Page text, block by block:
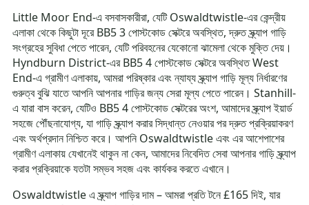
Little Moor End-এ বসবাসকারীরা, যেটি Oswaldtwistle-এর কেন্দ্রীয়
এলাকা থেকে কিছুটা দূরে BB5 3 পোস্টকোড সেক্টরে অবস্থিত, দ্রুত স্ক্র্যাপ গাড়ি
সংগ্রহের সুবিধা পেতে পারেন, যেটি পরিবহনের যেকোনো ঝামেলা থেকে মুক্তি দেয়।
Hyndburn District-এর BB5 4 পোস্টকোড সেক্টরে অবস্থিত West
End-এ গ্রামীণ এলাকায়, আমরা পরিষ্কার এবং ন্যায্য স্ক্র্যাপ গাড়ি মূল্য নির্ধারণের
গুরুত্ব বুঝি যাতে আপনি আপনার গাড়ির জন্য সেরা মূল্য পেতে পারেন। Stanhill-
এ যারা বাস করেন, যেটিও BB5 4 পোস্টকোড সেক্টরের অংশ, আমাদের স্ক্র্যাপ ইয়ার্ড
সহজে পৌঁছনাযোগ্য, যা গাড়ি স্ক্র্যাপ করার সিদ্ধান্ত নেওয়ার পর দ্রুত প্রক্রিয়াকরণ
এবং অর্থপ্রদান নিশ্চিত করে। আপনি Oswaldtwistle এবং এর আশেপাশের
গ্রামীণ এলাকায় যেখানেই থাকুন না কেন, আমাদের নিবেদিত সেবা আপনার গাড়ি স্ক্র্যাপ
করার প্রক্রিয়াকে যতটা সম্ভব সহজ এবং কার্যকর করতে এখানে।
Oswaldtwistle এ স্ক্র্যাপ গাড়ির দাম – আমরা প্রতি টনে £165 দিই, যার